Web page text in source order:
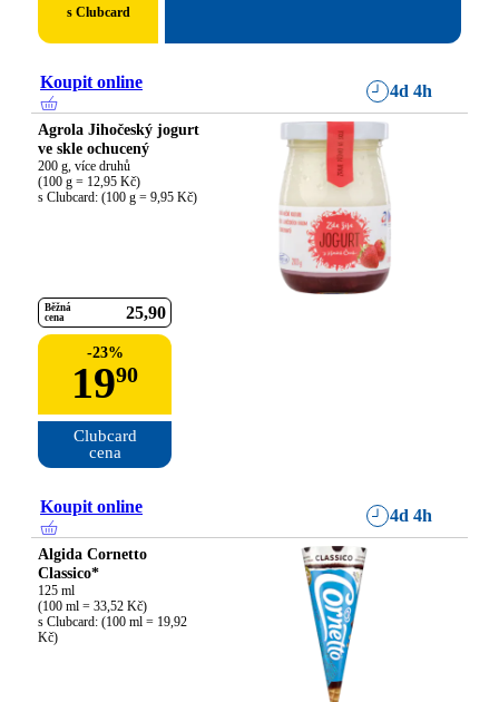
s Clubcard
Koupit online 4d 4h
Agrola Jihočeský jogurt
ve skle ochucený
200 g, více druhů
(100 g = 12,95 Kč)
s Clubcard: (100 g = 9,95 Kč)
Běžná
cena
25 90
-23%
1990
Clubcard
cena
Koupit online 4d 4h
Algida Cornetto
Classico*
125 ml
(100 ml = 33,52 Kč)
s Clubcard: (100 ml = 19,92
Kč)